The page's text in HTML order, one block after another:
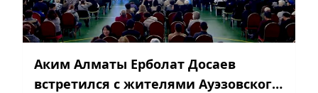
Аким Алматы Ерболат Досаев
встретился с жителями Ауэзовского